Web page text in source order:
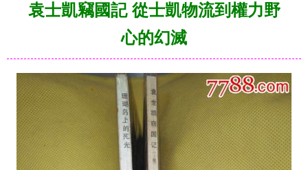
袁士凱竊國記 從士凱物流到權力野
心的幻滅